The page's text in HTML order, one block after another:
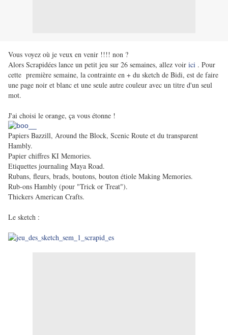
Vous voyez où je veux en venir !!!! non ?
Alors Scrapidées lance un petit jeu sur 26 semaines, allez voir ici . Pour
cette première semaine, la contrainte en + du sketch de Bidi, est de faire
une page noir et blanc et une seule autre couleur avec un titre d'un seul
mot.
J'ai choisi le orange, ça vous étonne !
Papiers Bazzill, Around the Block, Scenic Route et du transparent
Hambly.
Papier chiffres KI Memories.
Etiquettes journaling Maya Road.
Rubans, fleurs, brads, boutons, bouton étiole Making Memories.
Rub-ons Hambly (pour "Trick or Treat").
Thickers American Crafts.
Le sketch :